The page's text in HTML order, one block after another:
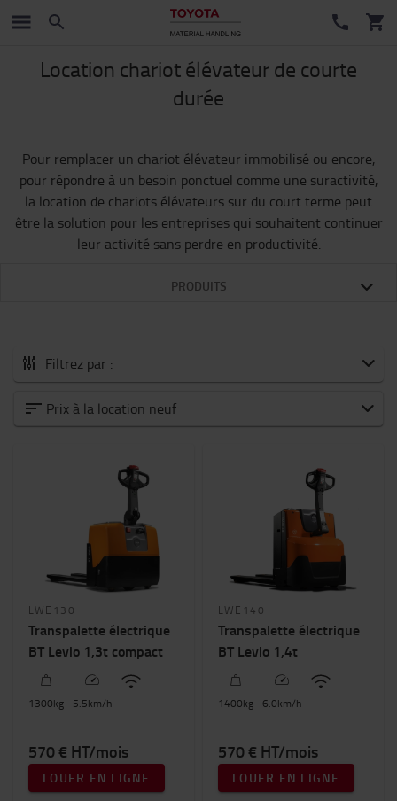
Location chariot élévateur de courte
durée
Pour remplacer un chariot élévateur immobilisé ou encore,
pour répondre à un besoin ponctuel comme une suractivité,
la location de chariots élévateurs sur du court terme peut
être la solution pour les entreprises qui souhaitent continuer
leur activité sans perdre en productivité.
PRODUITS
Filtrez par :
Nos chariots élévateurs en location
Chariot préparateur de commandes
Chariot frontal thermique
Chariots à mât rétractable
Chariot tracteur
Catégorie
Transpalettes électriques
(9)
Gerbeurs (16)
Préparateurs de commandes
(2)
Chariots à mât rétractable
(6)
Chariots frontaux thermiques(11)
Chariots tracteurs(1)
Prix à la location neuf
LWE130
Transpalette électrique
BT Levio 1,3t compact
1300kg 5.5km/h
570 € HT/mois
LOUER EN LIGNE
LWE140
Transpalette électrique
BT Levio 1,4t
1400kg 6.0km/h
570 € HT/mois
LOUER EN LIGNE